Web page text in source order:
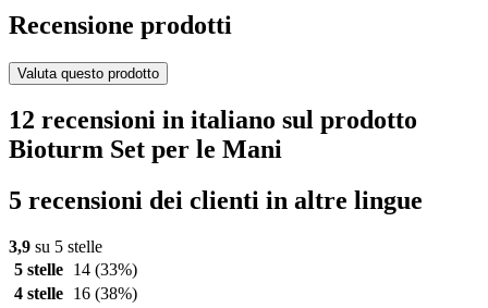
Recensione prodotti
Valuta questo prodotto
12 recensioni in italiano sul prodotto
Bioturm Set per le Mani
5 recensioni dei clienti in altre lingue
3,9 su 5 stelle
5 stelle
14 (33%)
4 stelle
16 (38%)